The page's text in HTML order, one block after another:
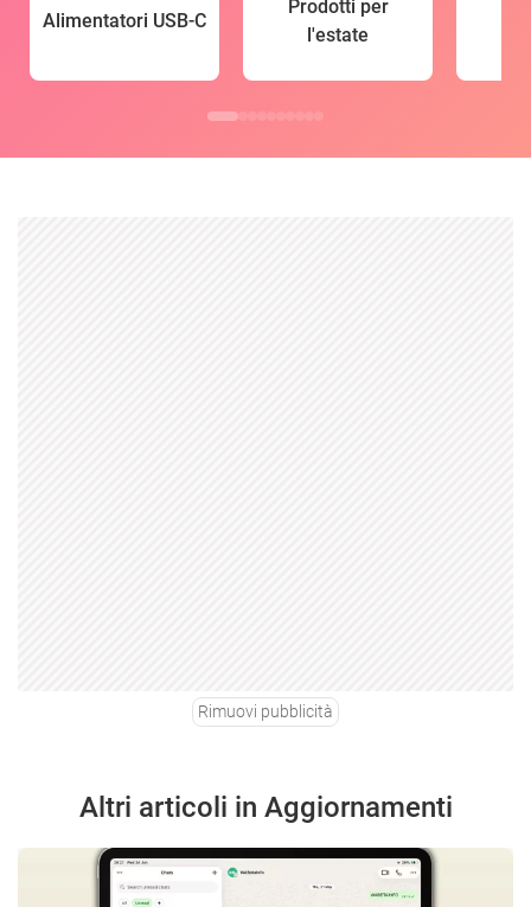
Alimentatori USB-C
Prodotti per
l'estate
Rimuovi pubblicità
Altri articoli in Aggiornamenti